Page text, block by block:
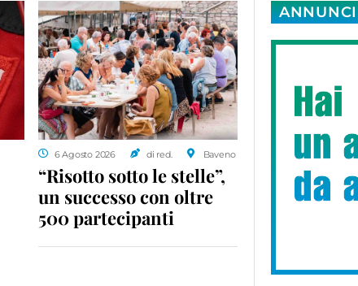
6 Agosto 2026 di red. Baveno
“Risotto sotto le stelle”,
un successo con oltre
500 partecipanti
ANNUNCI